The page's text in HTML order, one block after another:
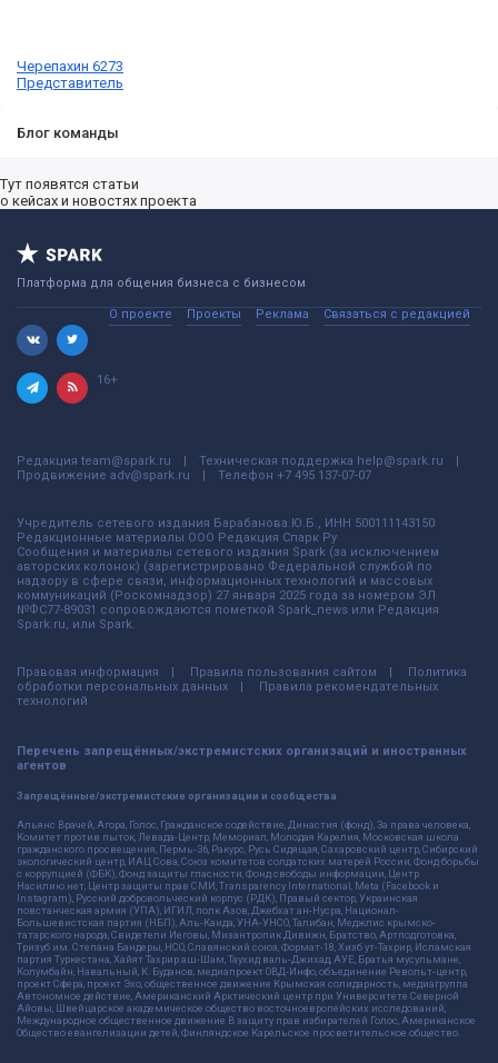
Черепахин 6273
Представитель
Блог команды
Тут появятся статьи
о кейсах и новостях проекта
Платформа для общения бизнеса с бизнесом
О проекте Проекты Реклама Связаться с редакцией
16+
Редакция team@spark.ru Техническая поддержка help@spark.ru
Продвижение adv@spark.ru Телефон +7 495 137-07-07
Учредитель сетевого издания Барабанова.Ю.Б., ИНН 500111143150
Редакционные материалы ООО Редакция Спарк Ру
Сообщения и материалы сетевого издания Spark (за исключением
авторских колонок) (зарегистрировано Федеральной службой по
надзору в сфере связи, информационных технологий и массовых
коммуникаций (Роскомнадзор) 27 января 2025 года за номером ЭЛ
№ФС77-89031 сопровождаются пометкой Spark_news или Редакция
Spark.ru, или Spark.
Правовая информация Правила пользования сайтом
Политика
обработки персональных данных
Правила рекомендательных
технологий
Перечень запрещённых/экстремистских организаций и иностранных
агентов
Запрещённые/экстремистские организации и сообщества
Альянс Врачей, Агора, Голос, Гражданское содействие, Династия (фонд), За права человека,
Комитет против пыток, Левада-Центр, Мемориал, Молодая Карелия, Московская школа
гражданского просвещения, Пермь-36, Ракурс, Русь Сидящая, Сахаровский центр, Сибирский
экологический центр, ИАЦ Сова, Союз комитетов солдатских матерей России, Фонд борьбы
с коррупцией (ФБК), Фонд защиты гласности, Фонд свободы информации, Центр
Насилию.нет, Центр защиты прав СМИ, Transparency International, Meta (Facebook и
Instagram), Русский добровольческий корпус (РДК), Правый сектор, Украинская
повстанческая армия (УПА), ИГИЛ, полк Азов, Джебхат ан-Нусра, Национал-
Большевистская партия (НБП), Аль-Каида, УНА-УНСО, Талибан, Меджлис крымско-
татарского народа, Свидетели Иеговы, Мизантропик Дивижн, Братство, Артподготовка,
Тризуб им. Степана Бандеры, НСО, Славянский союз, Формат-18, Хизб ут-Тахрир, Исламская
партия Туркестана, Хайят Тахрир аш-Шам, Таухид валь-Джихад, АУЕ, Братья мусульмане,
Колумбайн, Навальный, К. Буданов, медиапроект ОВД-Инфо, объединение Револьт-центр,
проект Сфера, проект Эхо, общественное движение Крымская солидарность, медиагруппа
Автономное действие, Американский Арктический центр при Университете Северной
Айовы, Швейцарское академическое общество восточноевропейских исследований,
Международное общественное движение В защиту прав избирателей Голос, Американское
Общество евангелизации детей, Финляндское Карельское просветительское общество.